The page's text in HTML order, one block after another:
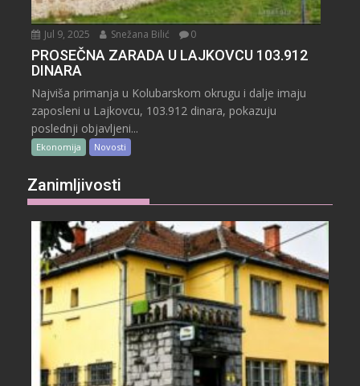
Jul 9, 2025 Snežana Bilić 0
PROSEČNA ZARADA U LAJKOVCU 103.912
DINARA
Najviša primanja u Kolubarskom okrugu i dalje imaju
zaposleni u Lajkovcu, 103.912 dinara, pokazuju
poslednji objavljeni...
Ekonomija Novosti
Zanimljivosti